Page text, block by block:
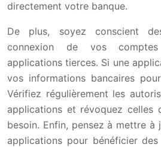
directement votre banque.
De plus, soyez conscient
connexion de vos
applications tierces. Si une
vos informations bancaires
Vérifiez régulièrement les
applications et révoquez celles
besoin. Enfin, pensez à mettre à
applications pour bénéficier